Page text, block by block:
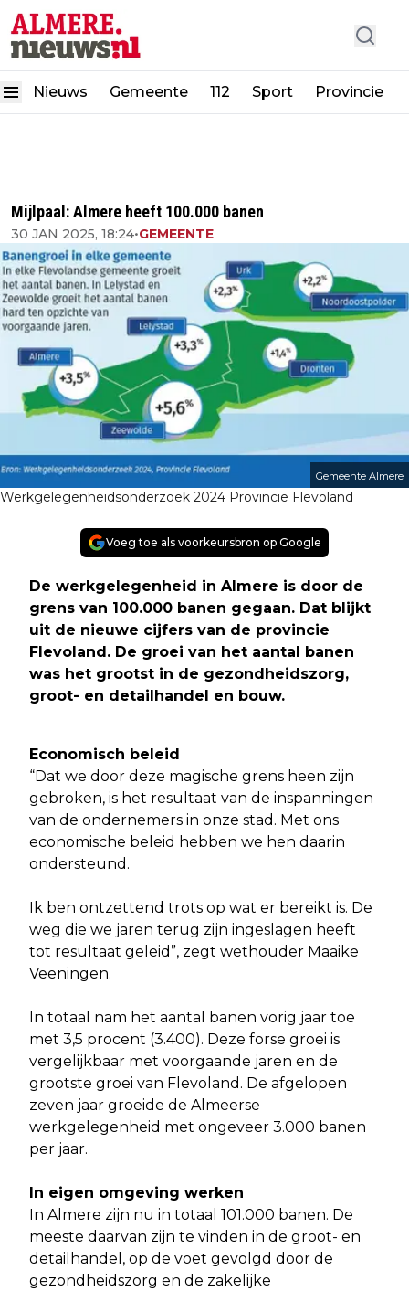
Nieuws Gemeente 112 Sport Provincie
Mijlpaal: Almere heeft 100.000 banen
30 JAN 2025, 18:24•GEMEENTE
Gemeente Almere
Werkgelegenheidsonderzoek 2024 Provincie Flevoland
Voeg toe als voorkeursbron op Google
De werkgelegenheid in Almere is door de
grens van 100.000 banen gegaan. Dat blijkt
uit de nieuwe cijfers van de provincie
Flevoland. De groei van het aantal banen
was het grootst in de gezondheidszorg,
groot- en detailhandel en bouw.
Economisch beleid
“Dat we door deze magische grens heen zijn
gebroken, is het resultaat van de inspanningen
van de ondernemers in onze stad. Met ons
economische beleid hebben we hen daarin
ondersteund.
Ik ben ontzettend trots op wat er bereikt is. De
weg die we jaren terug zijn ingeslagen heeft
tot resultaat geleid”, zegt wethouder Maaike
Veeningen.
In totaal nam het aantal banen vorig jaar toe
met 3,5 procent (3.400). Deze forse groei is
vergelijkbaar met voorgaande jaren en de
grootste groei van Flevoland. De afgelopen
zeven jaar groeide de Almeerse
werkgelegenheid met ongeveer 3.000 banen
per jaar.
In eigen omgeving werken
In Almere zijn nu in totaal 101.000 banen. De
meeste daarvan zijn te vinden in de groot- en
detailhandel, op de voet gevolgd door de
gezondheidszorg en de zakelijke